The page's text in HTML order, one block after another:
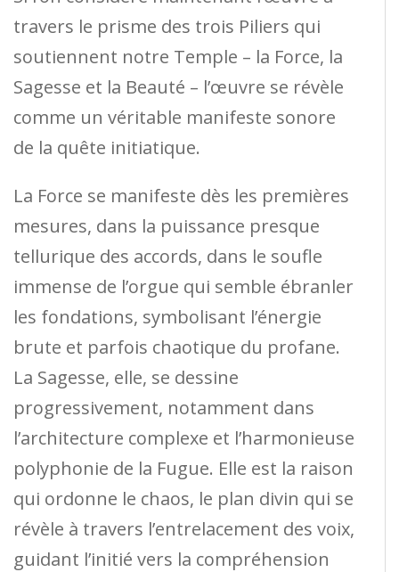
travers le prisme des trois Piliers qui
soutiennent notre Temple – la Force, la
Sagesse et la Beauté – l’œuvre se révèle
comme un véritable manifeste sonore
de la quête initiatique.
La Force se manifeste dès les premières
mesures, dans la puissance presque
tellurique des accords, dans le soufle
immense de l’orgue qui semble ébranler
les fondations, symbolisant l’énergie
brute et parfois chaotique du profane.
La Sagesse, elle, se dessine
progressivement, notamment dans
l’architecture complexe et l’harmonieuse
polyphonie de la Fugue. Elle est la raison
qui ordonne le chaos, le plan divin qui se
révèle à travers l’entrelacement des voix,
guidant l’initié vers la compréhension